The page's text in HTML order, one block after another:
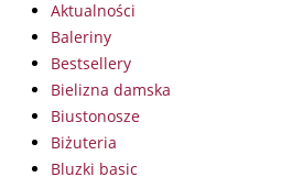
Aktualności
Baleriny
Bestsellery
Bielizna damska
Biustonosze
Biżuteria
Bluzki basic